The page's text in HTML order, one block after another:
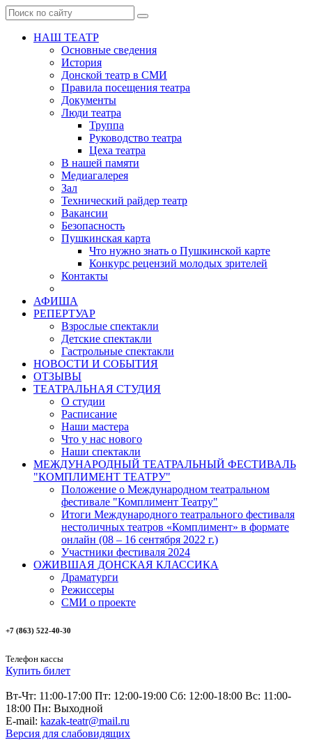
НАШ ТЕАТР
Основные сведения
История
Донской театр в СМИ
Правила посещения театра
Документы
Люди театра
Труппа
Руководство театра
Цеха театра
В нашей памяти
Медиагалерея
Зал
Технический райдер театр
Вакансии
Безопасность
Пушкинская карта
Что нужно знать о Пушкинской карте
Конкурс рецензий молодых зрителей
Контакты
АФИША
РЕПЕРТУАР
Взрослые спектакли
Детские спектакли
Гастрольные спектакли
НОВОСТИ И СОБЫТИЯ
ОТЗЫВЫ
ТЕАТРАЛЬНАЯ СТУДИЯ
О студии
Расписание
Наши мастера
Что у нас нового
Наши спектакли
МЕЖДУНАРОДНЫЙ ТЕАТРАЛЬНЫЙ ФЕСТИВАЛЬ
"КОМПЛИМЕНТ ТЕАТРУ"
Положение о Международном театральном
фестивале "Комплимент Театру"
Итоги Международного театрального фестиваля
нестоличных театров «Комплимент» в формате
онлайн (08 – 16 сентября 2022 г.)
Участники фестиваля 2024
ОЖИВШАЯ ДОНСКАЯ КЛАССИКА
Драматурги
Режиссеры
СМИ о проекте
+7 (863) 522-40-30
Телефон кассы
Купить билет
Вт-Чт: 11:00-17:00 Пт: 12:00-19:00 Сб: 12:00-18:00 Вс: 11:00-
18:00 Пн: Выходной
E-mail: kazak-teatr@mail.ru
Версия для слабовидящих